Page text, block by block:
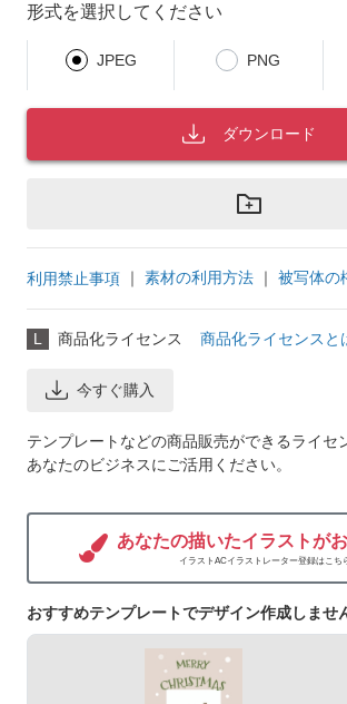
形式を選択してください
JPEG PNG
ダウンロード
利用禁止事項 ｜ 素材の利用方法 ｜ 被写体の
L 商品化ライセンス 商品化ライセンスと
今すぐ購入
テンプレートなどの商品販売ができるライセ
あなたのビジネスにご活用ください。
あなたの描いたイラストが
イラストACイラストレーター登録はこち
おすすめテンプレートでデザイン作成しませ